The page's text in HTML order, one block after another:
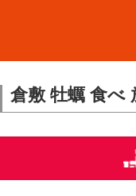
倉敷 牡蠣 食べ